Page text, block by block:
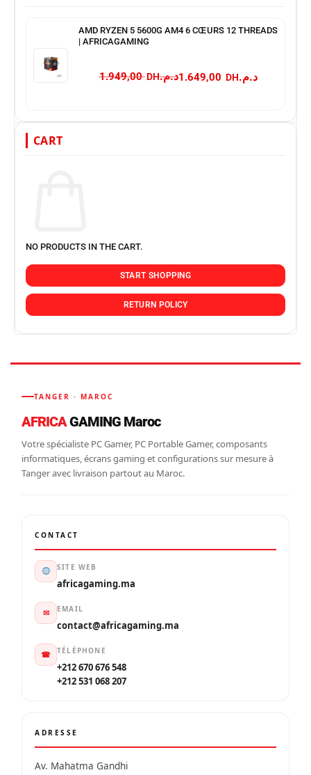
AMD RYZEN 5 5600G AM4 6 CŒURS 12 THREADS
| AFRICAGAMING
د.م. 1.949,00 د.م.
CART
NO PRODUCTS IN THE CART.
START SHOPPING
RETURN POLICY
TANGER · MAROC
AFRICAGAMING Maroc
Votre spécialiste PC Gamer, PC Portable Gamer, composants
informatiques, écrans gaming et configurations sur mesure à
Tanger avec livraison partout au Maroc.
CONTACT
SITE WEB
africagaming.ma
✉ EMAIL
contact@africagaming.ma
☎ TÉLÉPHONE
+212 670 676 548
+212 531 068 207
ADRESSE
Av. Mahatma Gandhi